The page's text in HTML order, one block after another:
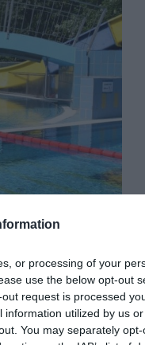
or processing of your
use the below opt-out
request is processed
utilized by us
You may separately